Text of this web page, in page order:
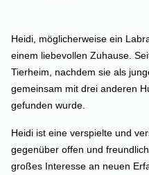
Heidi, möglicherweise ein
einem liebevollen Zuhause.
Tierheim, nachdem sie als
gemeinsam mit drei anderen
gefunden wurde.
Heidi ist eine verspielte und
gegenüber offen und
großes Interesse an neuen